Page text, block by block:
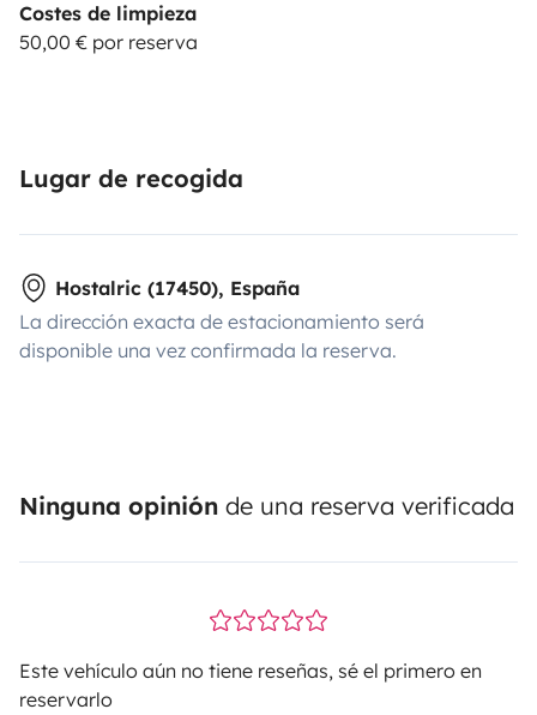
Costes de limpieza
50,00 € por reserva
Lugar de recogida
Hostalric (17450), España
La dirección exacta de estacionamiento será
disponible una vez confirmada la reserva.
Ninguna opinión de una reserva verificada
Este vehículo aún no tiene reseñas, sé el primero en
reservarlo